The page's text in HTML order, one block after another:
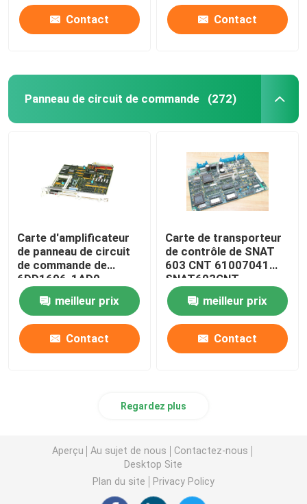
Contact Contact
Panneau de circuit de commande (272)
Carte d'amplificateur
de panneau de circuit
de commande de
6DD1606-1AD0
SIEMENS PT20M
32MHz meilleur prix
Contact
Carte de transporteur
de contrôle de SNAT
603 CNT 61007041
SNAT603CNT
57618078
meilleur prix
Contact
Regardez plus
Aperçu Au sujet de nous
Contactez-nous
Desktop Site
Plan du site
Privacy Policy